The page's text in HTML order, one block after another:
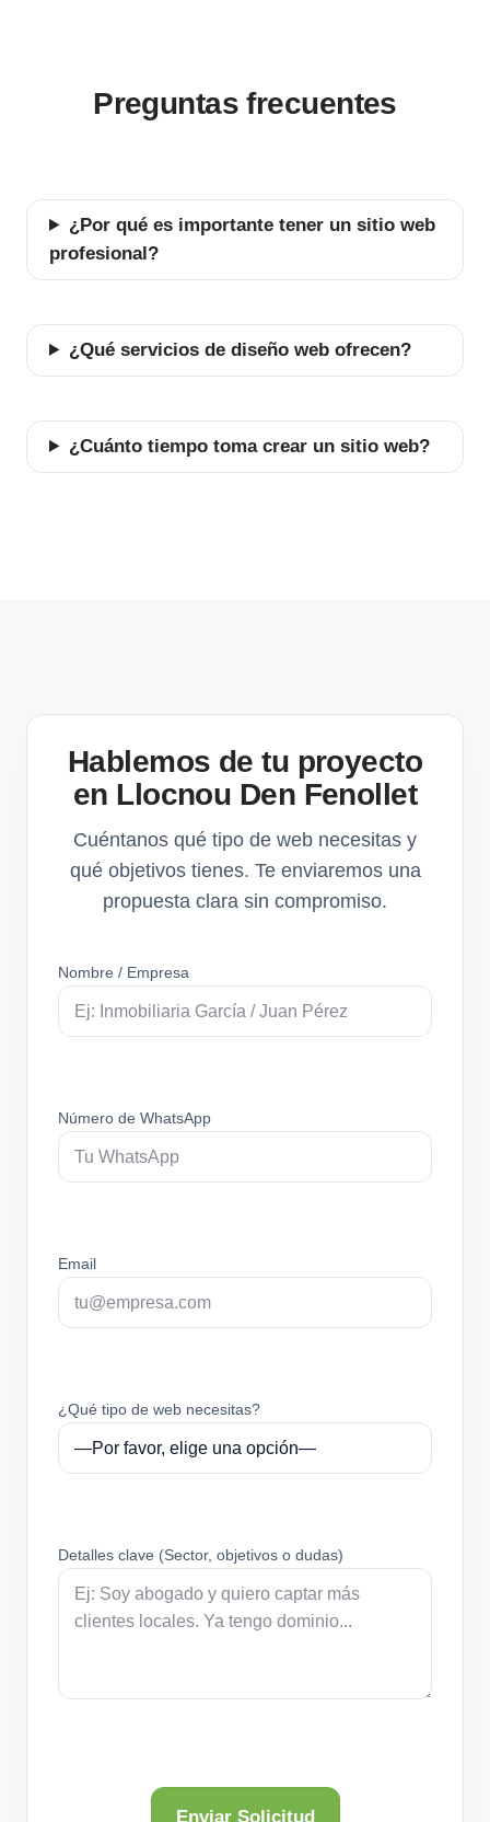
Preguntas frecuentes
¿Por qué es importante tener un sitio web
profesional?
¿Qué servicios de diseño web ofrecen?
¿Cuánto tiempo toma crear un sitio web?
Hablemos de tu proyecto
en Llocnou Den Fenollet
Cuéntanos qué tipo de web necesitas y
qué objetivos tienes. Te enviaremos una
propuesta clara sin compromiso.
Nombre / Empresa
Número de WhatsApp
Email
¿Qué tipo de web necesitas?
Detalles clave (Sector, objetivos o dudas)